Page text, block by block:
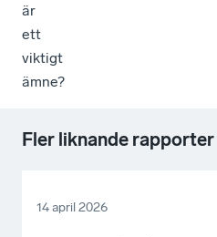
är
ett
viktigt
ämne?
Fler liknande rapporter
14 april 2026